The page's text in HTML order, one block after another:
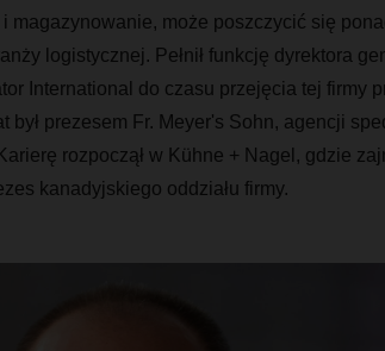
magazynowanie, może poszczycić się
logistycznej. Pełnił funkcję dyrektora
International do czasu przejęcia tej firmy
prezesem Fr. Meyer's Sohn, agencji
rozpoczął w Kühne + Nagel, gdzie
kanadyjskiego oddziału firmy.